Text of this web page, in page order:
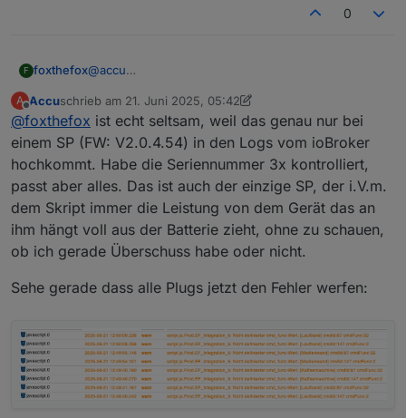
0
F foxthefox@accu
CmdFunc 32 könnte etwas mit Gerätesetup/allg.
Einstellung sein. Müsste man genauer anschauen
was da geschickt wird.
A
Offline
Accuschrieb am 21. Juni 2025, 05:42
zuletzt editiert von Accu
@foxthefox ist echt seltsam, weil das genau nur bei
einem SP (FW: V2.0.4.54) in den Logs vom ioBroker
hochkommt. Habe die Seriennummer 3x kontrolliert,
passt aber alles. Das ist auch der einzige SP, der i.V.m.
dem Skript immer die Leistung von dem Gerät das an
ihm hängt voll aus der Batterie zieht, ohne zu schauen,
ob ich gerade Überschuss habe oder nicht.
Sehe gerade dass alle Plugs jetzt den Fehler werfen: